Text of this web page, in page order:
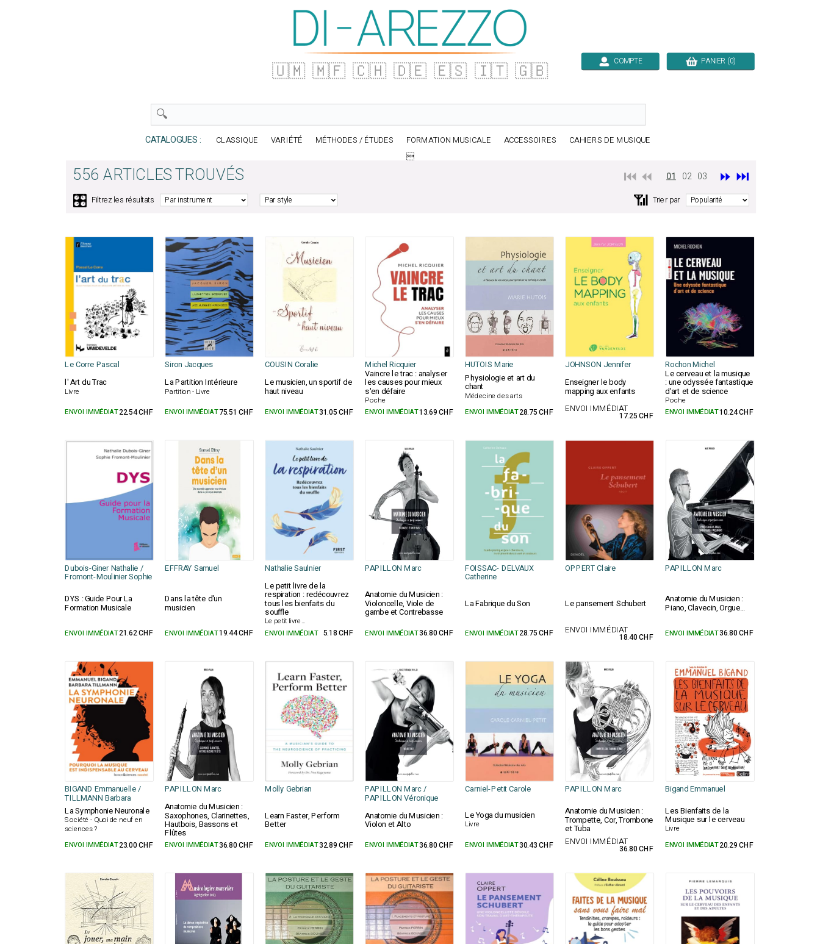
🇺🇲 🇲🇫 🇨🇭 🇩🇪 🇪🇸 🇮🇹 🇬🇧 COMPTE PANIER (0)
CATALOGUES : CLASSIQUE VARIÉTÉ MÉTHODES / ÉTUDES FORMATION MUSICALE ACCESSOIRES
CAHIERS DE MUSIQUE

556 ARTICLES TROUVÉS ⏮️ ⏪ 01 02 03 ⏩ ⏭️
🎛️ Filtrez les résultats 📶 Trier par
Le Corre Pascal Siron Jacques COUSIN Coralie Michel Ricquier HUTOIS Marie JOHNSON Jennifer
Rochon Michel
l' Art du Trac
Livre
La Partition Intérieure
Partition - Livre
Le musicien, un sportif de
haut niveau
Vaincre le trac : analyser
les causes pour mieux
s'en défaire
Poche
Physiologie et art du
chant
Médecine des arts
Enseigner le body
mapping aux enfants
Le cerveau et la musique
: une odyssée fantastique
d'art et de science
Poche
ENVOI IMMÉDIAT22.54 CHF ENVOI IMMÉDIAT75.51 CHF ENVOI IMMÉDIAT31.05 CHF ENVOI IMMÉDIAT13.69 CHF ENVOI IMMÉDIAT28.75 CHF ENVOI IMMÉDIAT
17.25 CHF ENVOI IMMÉDIAT10.24 CHF
Dubois-Giner Nathalie /
Fromont-Moulinier Sophie
EFFRAY Samuel Nathalie Saulnier PAPILLON Marc FOISSAC- DELVAUX
Catherine
OPPERT Claire PAPILLON Marc
DYS : Guide Pour La
Formation Musicale
Dans la tête d'un
musicien
Le petit livre de la
respiration : redécouvrez
tous les bienfaits du
souffle
Le petit livre...
Anatomie du Musicien :
Violoncelle, Viole de
gambe et Contrebasse
La Fabrique du Son Le pansement Schubert Anatomie du Musicien :
Piano, Clavecin, Orgue...
ENVOI IMMÉDIAT21.62 CHF ENVOI IMMÉDIAT19.44 CHF ENVOI IMMÉDIAT 5.18 CHF ENVOI IMMÉDIAT36.80 CHF ENVOI IMMÉDIAT28.75 CHF ENVOI IMMÉDIAT
18.40 CHF ENVOI IMMÉDIAT36.80 CHF
BIGAND Emmanuelle /
TILLMANN Barbara
PAPILLON Marc Molly Gebrian PAPILLON Marc /
PAPILLON Véronique
Carniel-Petit Carole PAPILLON Marc
Bigand Emmanuel
La Symphonie Neuronale
Société - Quoi de neuf en
sciences ?
Anatomie du Musicien :
Saxophones, Clarinettes,
Hautbois, Bassons et
Flûtes
Learn Faster, Perform
Better
Anatomie du Musicien :
Violon et Alto
Le Yoga du musicien
Livre
Anatomie du Musicien :
Trompette, Cor, Trombone
et Tuba
Les Bienfaits de la
Musique sur le cerveau
Livre
ENVOI IMMÉDIAT23.00 CHF ENVOI IMMÉDIAT36.80 CHF ENVOI IMMÉDIAT32.89 CHF ENVOI IMMÉDIAT36.80 CHF ENVOI IMMÉDIAT30.43 CHF ENVOI IMMÉDIAT
36.80 CHF ENVOI IMMÉDIAT20.29 CHF